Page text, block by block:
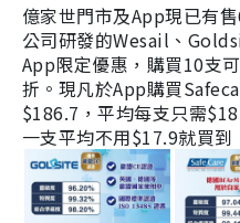
億家世門市及App現已有
公司研發的Wesail、
App限定優惠，購買10支
折。現凡於App購買
$186.7，平均每支只需
一支平均不用$17.9就買到